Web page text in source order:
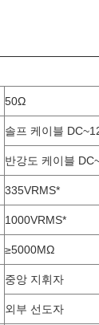
50Ω
솔프 케이블
반강도 케이블
335VRMS*
1000VRMS*
≥5000MΩ
중앙 지휘자
외부 선도자